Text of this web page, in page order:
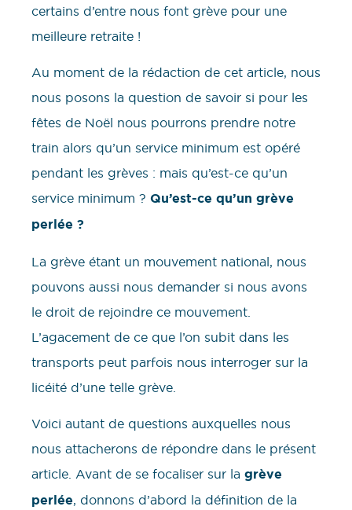
certains d’entre nous font grève pour une
meilleure retraite !
Au moment de la rédaction de cet article, nous
nous posons la question de savoir si pour les
fêtes de Noël nous pourrons prendre notre
train alors qu’un service minimum est opéré
pendant les grèves : mais qu’est-ce qu’un
service minimum ? Qu’est-ce qu’un grève
perlée ?
La grève étant un mouvement national, nous
pouvons aussi nous demander si nous avons
le droit de rejoindre ce mouvement.
L’agacement de ce que l’on subit dans les
transports peut parfois nous interroger sur la
licéité d’une telle grève.
Voici autant de questions auxquelles nous
nous attacherons de répondre dans le présent
article. Avant de se focaliser sur la grève
perlée, donnons d’abord la définition de la